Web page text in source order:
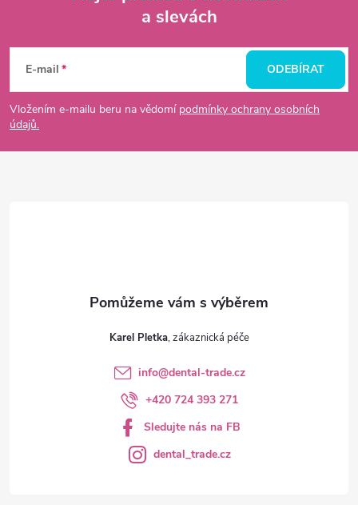
p
a
a slevách
E-mail
Vložením e-mailu beru na vědomí podmínky ochrany osobních
údajů.
ODEBÍRAT
Karel Pletka
info@dental-trade.cz
+420 724 393 271
Sledujte nás na FB
dental_trade.cz